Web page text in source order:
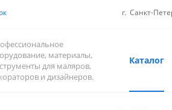
г. Санкт-
материалы,
для маляров,
и дизайнеров.
Каталог